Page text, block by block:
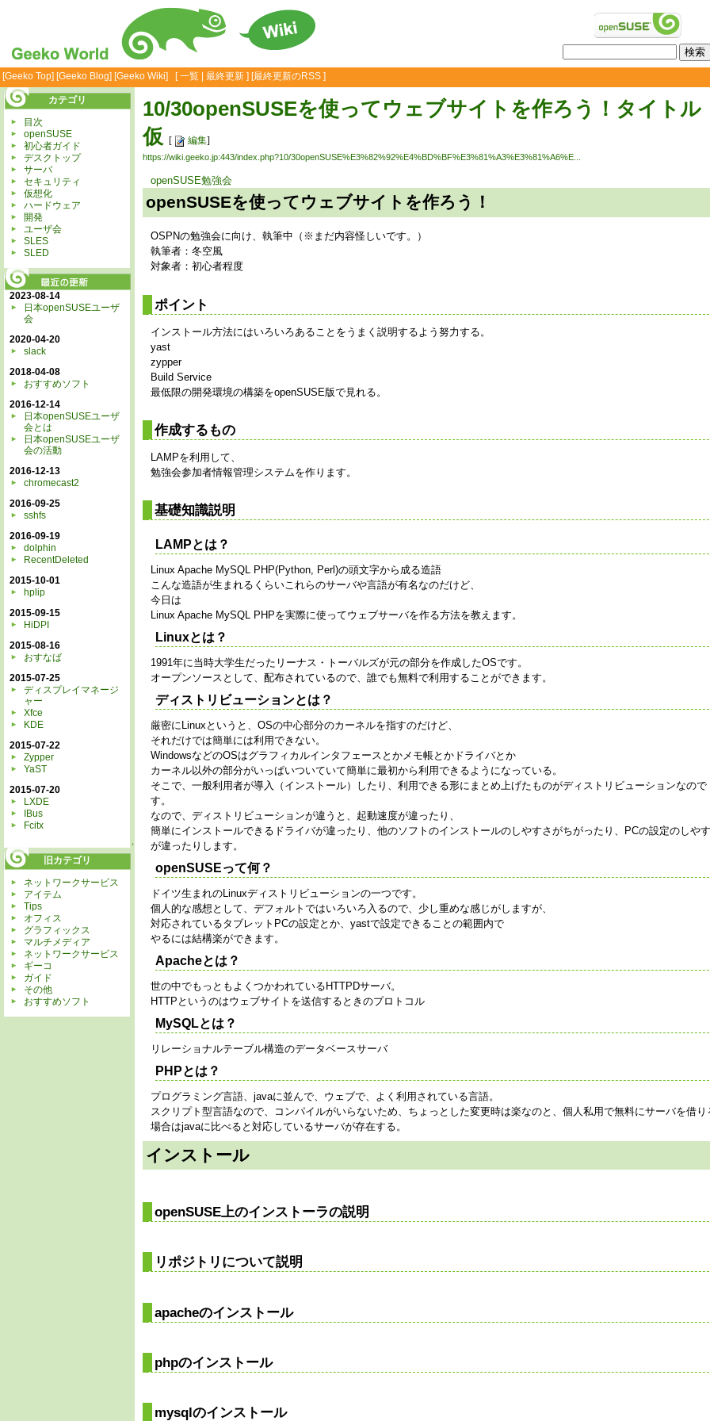
[Geeko Top] [Geeko Blog] [Geeko Wiki] [一覧 最終更新 ] [最終更新のRSS ]
10/30openSUSEを使ってウェブサイトを作ろう！タイトル
仮 [ 編集]
https://wiki.geeko.jp:443/index.php?10/30openSUSE%E3%82%92%E4%BD%BF%E3%81%A3%E3%81%A6%E...
openSUSE勉強会
openSUSEを使ってウェブサイトを作ろう！
OSPNの勉強会に向け、執筆中（※まだ内容怪しいです。）
執筆者：冬空風
対象者：初心者程度
ポイント
インストール方法にはいろいろあることをうまく説明するよう努力する。
yast
zypper
Build Service
最低限の開発環境の構築をopenSUSE版で見れる。
作成するもの
LAMPを利用して、
勉強会参加者情報管理システムを作ります。
基礎知識説明
LAMPとは？
Linux Apache MySQL PHP(Python, Perl)の頭文字から成る造語
こんな造語が生まれるくらいこれらのサーバや言語が有名なのだけど、
今日は
Linux Apache MySQL PHPを実際に使ってウェブサーバを作る方法を教えます。
Linuxとは？
1991年に当時大学生だったリーナス・トーバルズが元の部分を作成したOSです。
オープンソースとして、配布されているので、誰でも無料で利用することができます。
ディストリビューションとは？
厳密にLinuxというと、OSの中心部分のカーネルを指すのだけど、
それだけでは簡単には利用できない。
WindowsなどのOSはグラフィカルインタフェースとかメモ帳とかドライバとか
カーネル以外の部分がいっぱいついていて簡単に最初から利用できるようになっている。
そこで、一般利用者が導入（インストール）したり、利用できる形にまとめ上げたものがディストリビューションなので
す。
なので、ディストリビューションが違うと、起動速度が違ったり、
簡単にインストールできるドライバが違ったり、他のソフトのインストールのしやすさがちがったり、PCの設定のしや
が違ったりします。
openSUSEって何？
ドイツ生まれのLinuxディストリビューションの一つです。
個人的な感想として、デフォルトではいろいろ入るので、少し重めな感じがしますが、
対応されているタブレットPCの設定とか、yastで設定できることの範囲内で
やるには結構楽ができます。
Apacheとは？
世の中でもっともよくつかわれているHTTPDサーバ。
HTTPというのはウェブサイトを送信するときのプロトコル
MySQLとは？
リレーショナルテーブル構造のデータベースサーバ
PHPとは？
プログラミング言語、javaに並んで、ウェブで、よく利用されている言語。
スクリプト型言語なので、コンパイルがいらないため、ちょっとした変更時は楽なのと、個人私用で無料にサーバを借り
場合はjavaに比べると対応しているサーバが存在する。
インストール
openSUSE上のインストーラの説明
リポジトリについて説明
apacheのインストール
phpのインストール
mysqlのインストール
カテゴリ
目次
openSUSE
初心者ガイド
デスクトップ
サーバ
セキュリティ
仮想化
ハードウェア
開発
ユーザ会
SLES
SLED
2023-08-14
日本openSUSEユーザ
会
2020-04-20
slack
2018-04-08
おすすめソフト
2016-12-14
日本openSUSEユーザ
会とは
日本openSUSEユーザ
会の活動
2016-12-13
chromecast2
2016-09-25
sshfs
2016-09-19
dolphin
RecentDeleted
2015-10-01
hplip
2015-09-15
HiDPI
2015-08-16
おすなば
2015-07-25
ディスプレイマネージ
ャー
Xfce
KDE
2015-07-22
Zypper
YaST
2015-07-20
LXDE
IBus
Fcitx
↑
旧カテゴリ
ネットワークサービス
アイテム
Tips
オフィス
グラフィックス
マルチメディア
ネットワークサービス
ギーコ
ガイド
その他
おすすめソフト